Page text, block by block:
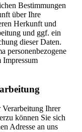
Bestimmungen
über Ihre
Herkunft und
und ggf. ein
dieser Daten.
personenbezogene
Impressum
Verarbeitung Ihrer
können Sie sich
Adresse an uns